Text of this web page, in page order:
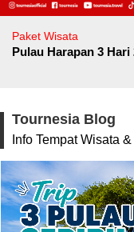
Paket Wisata
Pulau Harapan 3 Hari
Tournesia Blog
Info Tempat Wisata